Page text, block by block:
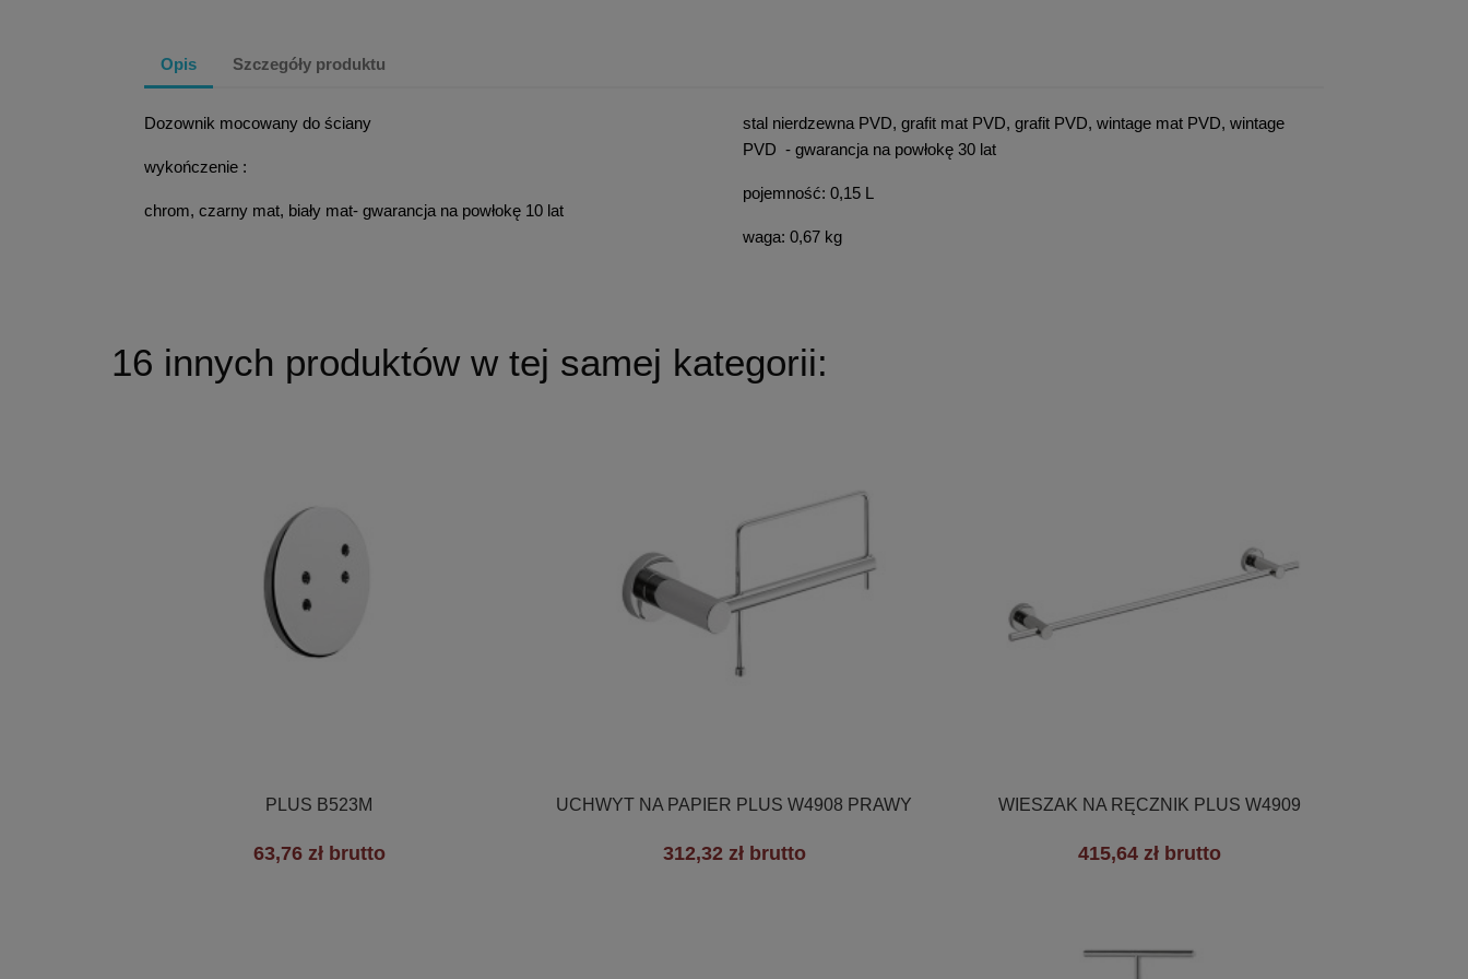
Opis Szczegóły produktu
Dozownik mocowany do ściany
wykończenie :
chrom, czarny mat, biały mat- gwarancja na powłokę 10 lat
stal nierdzewna PVD, grafit mat PVD, grafit PVD, wintage mat PVD, wintage
PVD - gwarancja na powłokę 30 lat
pojemność: 0,15 L
waga: 0,67 kg
16 innych produktów w tej samej kategorii:
Szybki podgląd
PLUS B523M
63,76 zł brutto
Szybki podgląd
UCHWYT NA PAPIER PLUS W4908 PRAWY
312,32 zł brutto
Szybki podgląd
WIESZAK NA RĘCZNIK PLUS W4909
415,64 zł brutto